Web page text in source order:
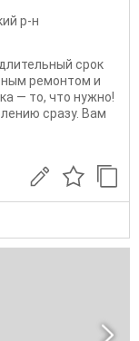
р-н
срок
ремонтом и
— то, что нужно!
сразу. Вам